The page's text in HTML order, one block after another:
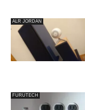
ALR JORDAN
FURUTECH